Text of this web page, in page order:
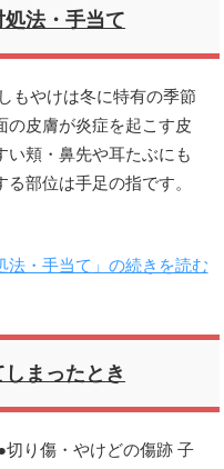
法・手当て
もやけは冬に特有の季節
の皮膚が炎症を起こす皮
い頬・鼻先や耳たぶにも
部位は手足の指です。
法・手当て」の続きを読む
まったとき
り傷・やけどの傷跡 子